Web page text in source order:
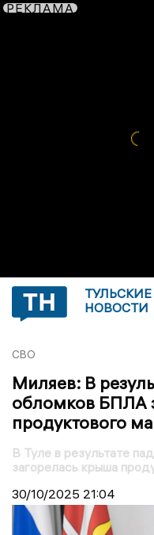
РЕКЛАМА
ТУЛЬСКИЕ
НОВОСТИ
СВО
Миляев: В
обломков БПЛА
продуктового
В Туле в результате
загорелась крыша
30/10/2025 21:04